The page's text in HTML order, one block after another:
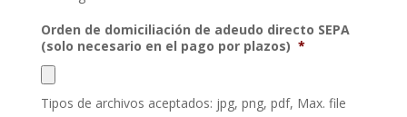
Orden de domiciliación de adeudo directo SEPA
(solo necesario en el pago por plazos) *
Tipos de archivos aceptados: jpg, png, pdf, Max. file